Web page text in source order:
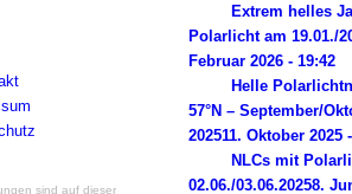
sind auf dieser
Extrem helles
Polarlicht am 19.01./
Februar 2026 - 19:42
Helle
57°N – September/
202511. Oktober 2025
NLCs mit
02.06./03.06.20258.